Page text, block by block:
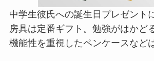
中学生彼氏への誕生日プレゼント
房具は定番ギフト。勉強がはかど
機能性を重視したペンケースなど